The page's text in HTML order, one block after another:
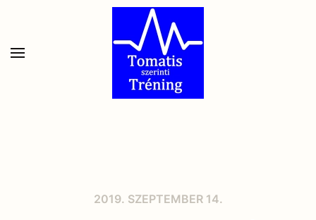
Skip to main content
2019. SZEPTEMBER 14.